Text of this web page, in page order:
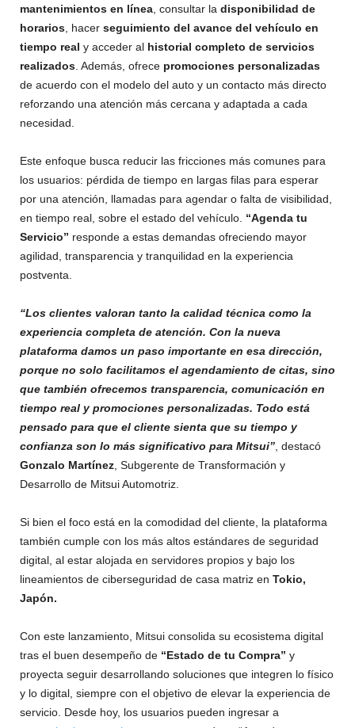
mantenimientos en línea, consultar la disponibilidad de
horarios, hacer seguimiento del avance del vehículo en
tiempo real y acceder al historial completo de servicios
realizados. Además, ofrece promociones personalizadas
de acuerdo con el modelo del auto y un contacto más directo
reforzando una atención más cercana y adaptada a cada
necesidad.
Este enfoque busca reducir las fricciones más comunes para
los usuarios: pérdida de tiempo en largas filas para esperar
por una atención, llamadas para agendar o falta de visibilidad,
en tiempo real, sobre el estado del vehículo. “Agenda tu
Servicio” responde a estas demandas ofreciendo mayor
agilidad, transparencia y tranquilidad en la experiencia
postventa.
“Los clientes valoran tanto la calidad técnica como la
experiencia completa de atención. Con la nueva
plataforma damos un paso importante en esa dirección,
porque no solo facilitamos el agendamiento de citas, sino
que también ofrecemos transparencia, comunicación en
tiempo real y promociones personalizadas. Todo está
pensado para que el cliente sienta que su tiempo y
confianza son lo más significativo para Mitsui”, destacó
Gonzalo Martínez, Subgerente de Transformación y
Desarrollo de Mitsui Automotriz.
Si bien el foco está en la comodidad del cliente, la plataforma
también cumple con los más altos estándares de seguridad
digital, al estar alojada en servidores propios y bajo los
lineamientos de ciberseguridad de casa matriz en Tokio,
Japón.
Con este lanzamiento, Mitsui consolida su ecosistema digital
tras el buen desempeño de “Estado de tu Compra” y
proyecta seguir desarrollando soluciones que integren lo físico
y lo digital, siempre con el objetivo de elevar la experiencia de
servicio. Desde hoy, los usuarios pueden ingresar a